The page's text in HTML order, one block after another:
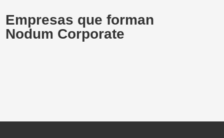
Empresas que forman
Nodum Corporate